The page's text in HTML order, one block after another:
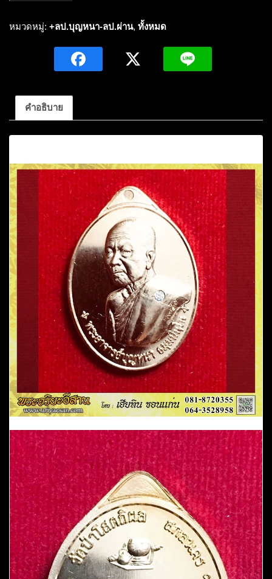
ปู่
โน
ชน
สัว-
เพ
ชร
ล่ำ
ซำ
กรรมการ
เนื้อ
ฝา
บาตร
ปี2558
หมายเลข1017
วัด
ป่า
โสตถิ
ผล
อ.พรรณานิคม
สกลนคร
ชิ้น
หมวดหมู่: +ลป.บุญหนา-ลป.ผ่าน, ทั้งหมด
คำอธิบาย